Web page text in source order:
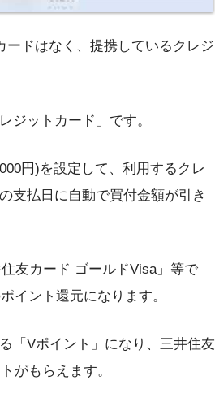
ドはなく、提携しているクレジ
ジットカード」です。
円)を設定して、利用するクレ
支払日に自動で買付金額が引き
友カード ゴールドVisa」等で
イント還元になります。
「Vポイント」になり、三井住友
がもらえます。